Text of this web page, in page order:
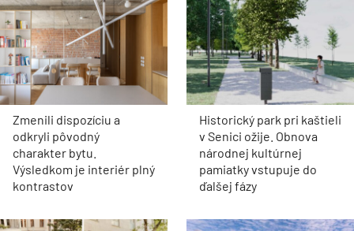
Zmenili dispozíciu a
odkryli pôvodný
charakter bytu.
Výsledkom je interiér plný
kontrastov
Historický park pri kaštieli
v Senici ožije. Obnova
národnej kultúrnej
pamiatky vstupuje do
ďalšej fázy